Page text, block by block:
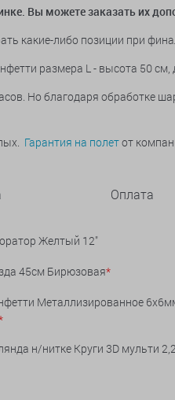
Вы можете заказать их
какие-либо позиции при
размера L - высота 50 см,
Но благодаря обработке
Гарантия на полетот
Оплата
Желтый 12"
45см Бирюзовая*
Металлизированное
н/нитке Круги 3D мульти